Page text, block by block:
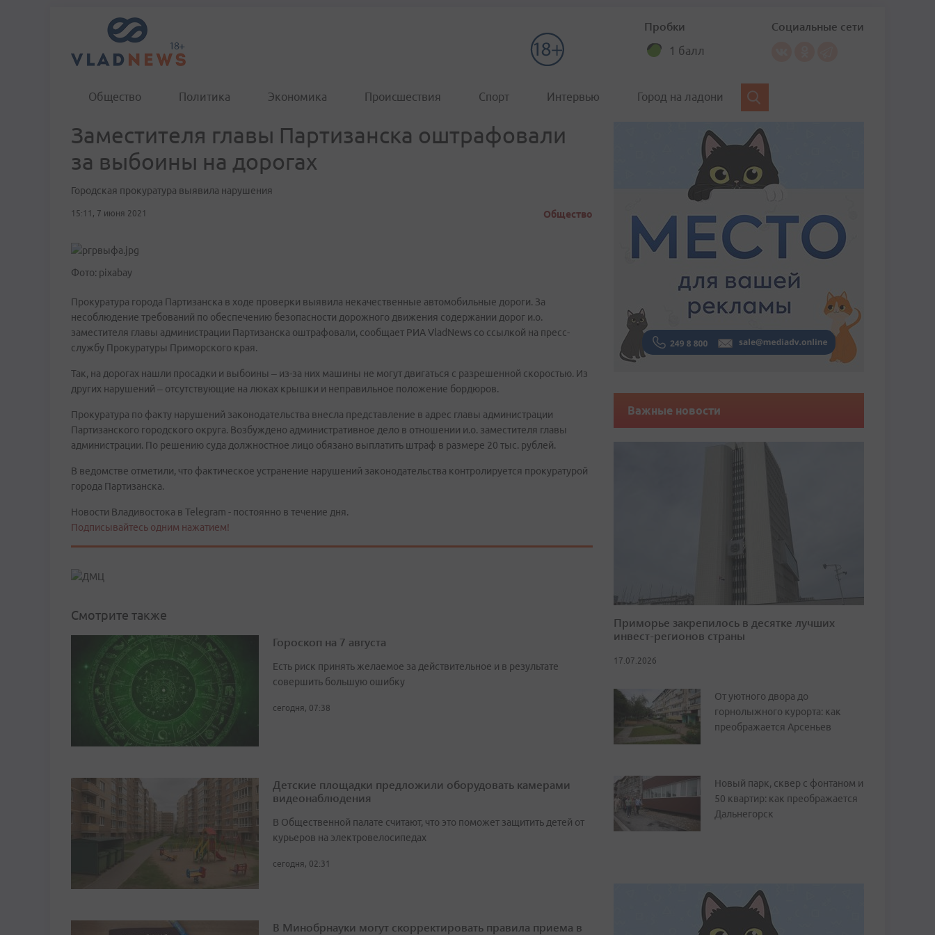
Пробки
1 балл
Социальные сети
Общество Политика Экономика Происшествия Спорт Интервью Город на ладони
Заместителя главы Партизанска оштрафовали
за выбоины на дорогах
Городская прокуратура выявила нарушения
15:11, 7 июня 2021 Общество
Фото: pixabay
Прокуратура города Партизанска в ходе проверки выявила некачественные автомобильные дороги. За
несоблюдение требований по обеспечению безопасности дорожного движения содержании дорог и.о.
заместителя главы администрации Партизанска оштрафовали, сообщает РИА VladNews со ссылкой на пресс-
службу Прокуратуры Приморского края.
Так, на дорогах нашли просадки и выбоины – из-за них машины не могут двигаться с разрешенной скоростью. Из
других нарушений – отсутствующие на люках крышки и неправильное положение бордюров.
Прокуратура по факту нарушений законодательства внесла представление в адрес главы администрации
Партизанского городского округа. Возбуждено административное дело в отношении и.о. заместителя главы
администрации. По решению суда должностное лицо обязано выплатить штраф в размере 20 тыс. рублей.
В ведомстве отметили, что фактическое устранение нарушений законодательства контролируется прокуратурой
города Партизанска.
Новости Владивостока в Telegram - постоянно в течение дня.
Подписывайтесь одним нажатием!
Смотрите также
Гороскоп на 7 августа
Есть риск принять желаемое за действительное и в результате
совершить большую ошибку
сегодня, 07:38
Детские площадки предложили оборудовать камерами
видеонаблюдения
В Общественной палате считают, что это поможет защитить детей от
курьеров на электровелосипедах
сегодня, 02:31
В Минобрнауки могут скорректировать правила приема в
Важные новости
Приморье закрепилось в десятке лучших
инвест-регионов страны
17.07.2026
От уютного двора до
горнолыжного курорта: как
преображается Арсеньев
Новый парк, сквер с фонтаном и
50 квартир: как преображается
Дальнегорск